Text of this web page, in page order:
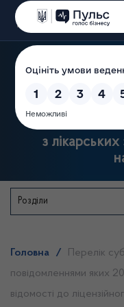
з
Розділи
Головна /
Перелік
повідомленнями яких
відомості до